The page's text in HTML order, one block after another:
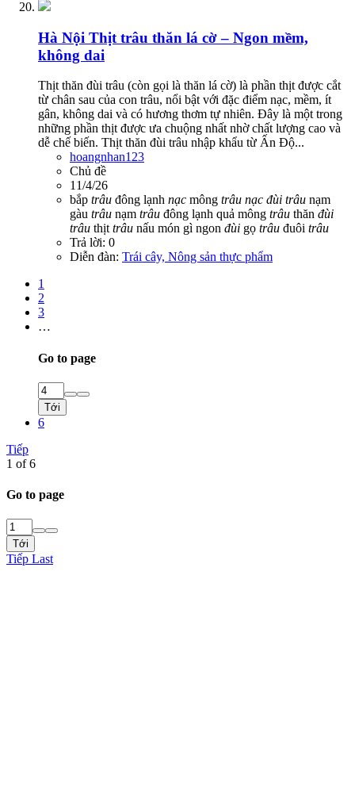
Hà Nội Thịt trâu thăn lá cờ – Ngon mềm,
không dai
Thịt thăn đùi trâu (còn gọi là thăn lá cờ) là phần thịt được cắt
từ chân sau của con trâu, nổi bật với đặc điểm nạc, mềm, ít
gân, không dai và có hương thơm tự nhiên. Đây là một trong
những phần thịt được ưa chuộng nhất nhờ chất lượng cao và
dễ chế biến. Thịt thăn đùi trâu nhập khẩu từ Ấn Độ...
hoangnhan123
Chủ đề
11/4/26
bắp trâu đông lạnh nạc mông trâu nạc đùi trâu nạm
gàu trâu nạm trâu đông lạnh quả mông trâu thăn đùi
trâu thịt trâu nấu món gì ngon đùi gọ trâu đuôi trâu
Trả lời: 0
Diễn đàn: Trái cây, Nông sản thực phẩm
1
2
3
…
Go to page
Tới
6
Tiếp
1 of 6
Go to page
Tới
Tiếp Last